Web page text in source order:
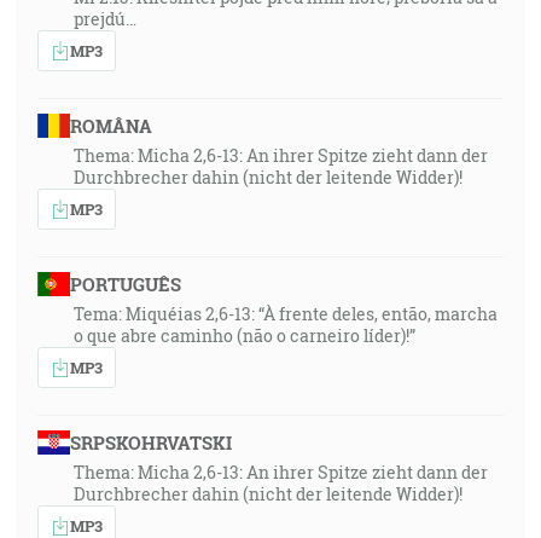
prejdú…
MP3
ROMÂNA
Thema: Micha 2,6-13: An ihrer Spitze zieht dann der
Durchbrecher dahin (nicht der leitende Widder)!
MP3
PORTUGUÊS
Tema: Miquéias 2,6-13: “À frente deles, então, marcha
o que abre caminho (não o carneiro líder)!”
MP3
SRPSKOHRVATSKI
Thema: Micha 2,6-13: An ihrer Spitze zieht dann der
Durchbrecher dahin (nicht der leitende Widder)!
MP3